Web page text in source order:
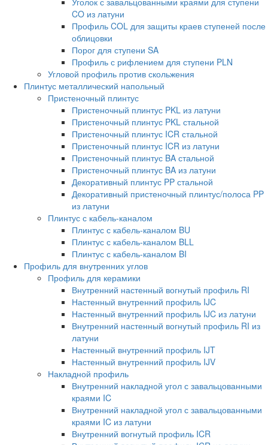
CO из латуни
Профиль COL для защиты краев ступеней после
облицовки
Порог для ступени SA
Профиль с рифлением для ступени PLN
Угловой профиль против скольжения
Плинтус металлический напольный
Пристеночный плинтус
Пристеночный плинтус PKL из латуни
Пристеночный плинтус PKL стальной
Пристеночный плинтус ICR стальной
Пристеночный плинтус ICR из латуни
Пристеночный плинтус BA стальной
Пристеночный плинтус BA из латуни
Декоративный плинтус PP стальной
Декоративный пристеночный плинтус/полоса PP
из латуни
Плинтус с кабель-каналом
Плинтус с кабель-каналом BU
Плинтус с кабель-каналом BLL
Плинтус с кабель-каналом BI
Профиль для внутренних углов
Профиль для керамики
Внутренний настенный вогнутый профиль RI
Настенный внутренний профиль IJC
Настенный внутренний профиль IJC из латуни
Внутренний настенный вогнутый профиль RI из
латуни
Настенный внутренний профиль IJT
Настенный внутренний профиль IJV
Накладной профиль
Внутренний накладной угол с завальцованными
краями IC
Внутренний накладной угол с завальцованными
краями IC из латуни
Внутренний вогнутый профиль ICR